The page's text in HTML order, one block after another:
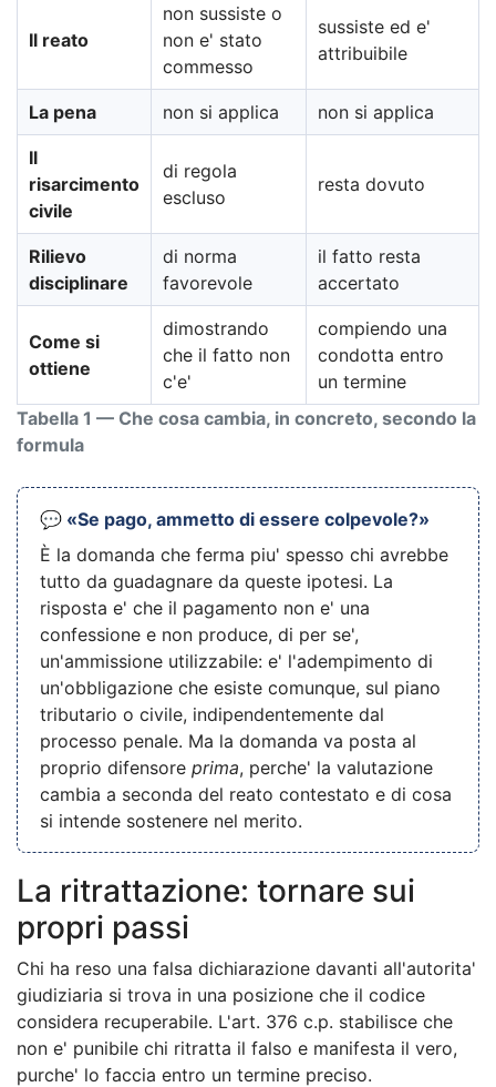
Tabella 1 — Che cosa cambia, in concreto, secondo la
formula
Il reato
non sussiste o
non e' stato
commesso
sussiste ed e'
attribuibile
La pena non si applica non si applica
Il
risarcimento
civile
di regola
escluso
resta dovuto
Rilievo
disciplinare
di norma
favorevole
il fatto resta
accertato
Come si
ottiene
dimostrando
che il fatto non
c'e'
compiendo una
condotta entro
un termine
💬 «Se pago, ammetto di essere colpevole?»
È la domanda che ferma piu' spesso chi avrebbe
tutto da guadagnare da queste ipotesi. La
risposta e' che il pagamento non e' una
confessione e non produce, di per se',
un'ammissione utilizzabile: e' l'adempimento di
un'obbligazione che esiste comunque, sul piano
tributario o civile, indipendentemente dal
processo penale. Ma la domanda va posta al
proprio difensore prima, perche' la valutazione
cambia a seconda del reato contestato e di cosa
si intende sostenere nel merito.
La ritrattazione: tornare sui
propri passi
Chi ha reso una falsa dichiarazione davanti all'autorita'
giudiziaria si trova in una posizione che il codice
considera recuperabile. L'art. 376 c.p. stabilisce che
non e' punibile chi ritratta il falso e manifesta il vero,
purche' lo faccia entro un termine preciso.